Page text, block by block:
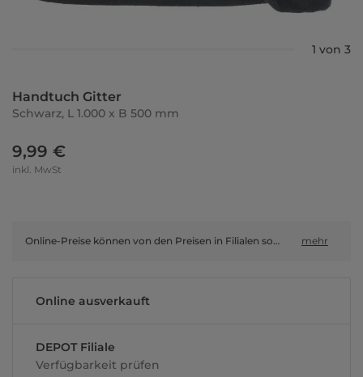
1 von 3
Handtuch Gitter
Schwarz, L 1.000 x B 500 mm
9,99 €
inkl. MwSt
Online-Preise können von den Preisen in Filialen sowie Shop-in-Shop-Flächen abweichen. mehr
Online ausverkauft
DEPOT Filiale
Verfügbarkeit prüfen